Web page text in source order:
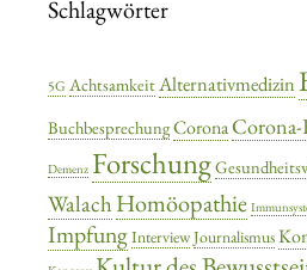
Schlagwörter
5G AchtsamkeitAlternativmedizin
BuchbesprechungCoronaCorona-
Demenz Forschung
Walach Homöopathie
ImpfungInterviewJournalismus